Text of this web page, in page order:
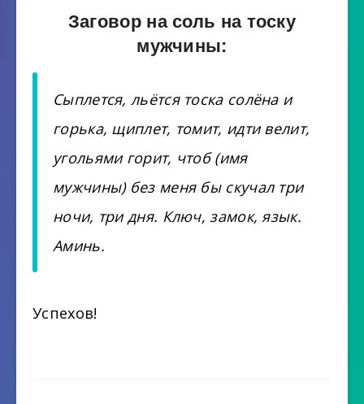
Заговор на соль на тоску
мужчины:
Сыплется, льётся тоска солёна и
горька, щиплет, томит, идти велит,
угольями горит, чтоб (имя
мужчины) без меня бы скучал три
ночи, три дня. Ключ, замок, язык.
Аминь.
Успехов!